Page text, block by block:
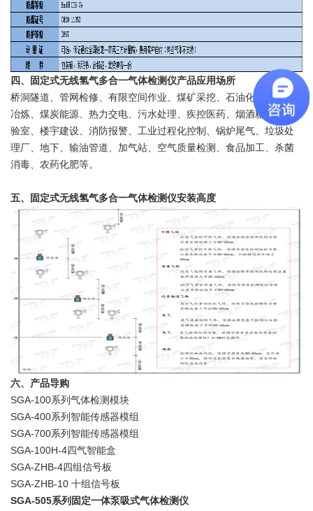
四、固定式无线氢气多合一气体检测仪产品应用场所
桥洞隧道、管网检修、有限空间作业、煤矿采挖、石油化工、钢铁
冶炼、煤炭能源、热力交电、污水处理、疾控医药、烟酒糖茶、实
验室、楼宇建设、消防报警、工业过程化控制、锅炉尾气、垃圾处
理厂、地下、输油管道、加气站、空气质量检测、食品加工、杀菌
消毒、农药化肥等。
五、固定式无线氢气多合一气体检测仪安装高度
六、产品导购
SGA-100系列气体检测模块
SGA-400系列智能传感器模组
SGA-700系列智能传感器模组
SGA-100H-4四气智能盒
SGA-ZHB-4四组信号板
SGA-ZHB-10 十组信号板
SGA-505系列固定一体泵吸式气体检测仪